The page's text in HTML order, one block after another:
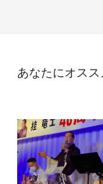
あなたにオス